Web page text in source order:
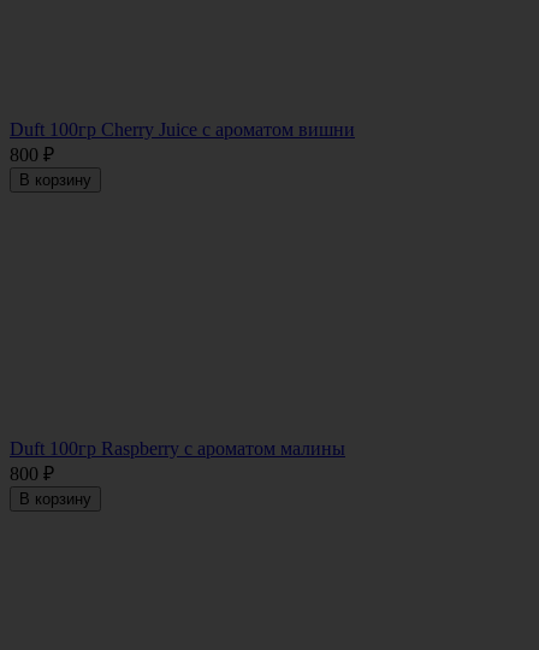
Duft 100гр Cherry Juice с ароматом вишни
800 ₽
В корзину
Duft 100гр Raspberry с ароматом малины
800 ₽
В корзину